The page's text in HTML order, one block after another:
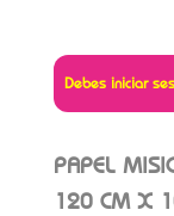
Debes iniciar
PAPEL
120 CM X